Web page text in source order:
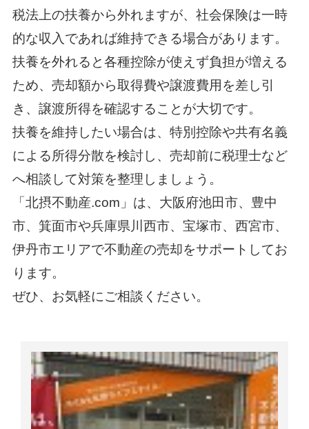
税法上の扶養から外れますが、社会保険は一時
的な収入であれば維持できる場合があります。
扶養を外れると各種控除が使えず負担が増える
ため、売却額から取得費や譲渡費用を差し引
き、譲渡所得を確認することが大切です。
扶養を維持したい場合は、特別控除や共有名義
による所得分散を検討し、売却前に税理士など
へ相談して対策を整理しましょう。
「北摂不動産.com」は、大阪府池田市、豊中
市、箕面市や兵庫県川西市、宝塚市、西宮市、
伊丹市エリアで不動産の売却をサポートしてお
ります。
ぜひ、お気軽にご相談ください。